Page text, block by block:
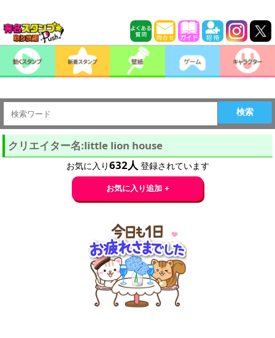
検索
クリエイター名:little lion house
お気に入り632人 登録されています
お気に入り追加 +